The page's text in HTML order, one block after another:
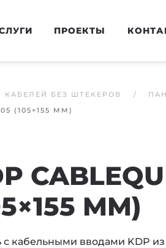
ПРОЕКТЫ
КАБЕЛЕЙ БЕЗ ШТЕКЕРОВ
(105×155 MM)
MM)
с кабельными вводами KDP